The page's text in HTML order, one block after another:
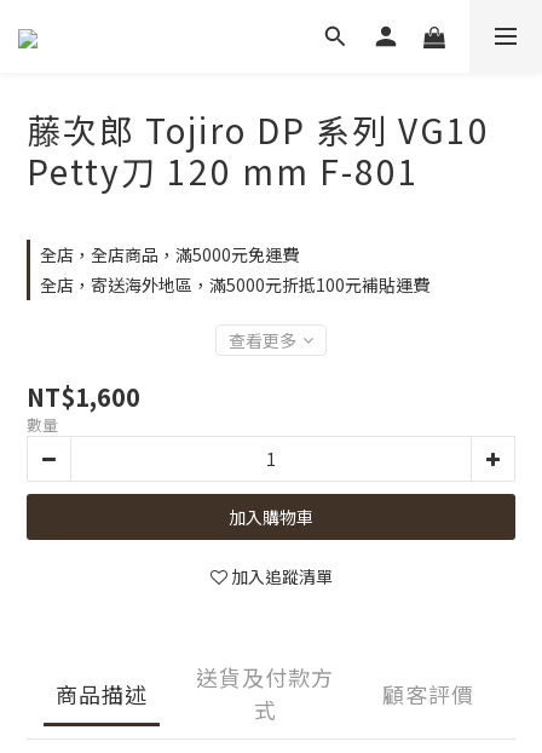
藤次郎 Tojiro DP 系列 VG10
Petty刀 120 mm F-801
全店，全店商品，滿5000元免運費
全店，寄送海外地區，滿5000元折抵100元補貼運費
查看更多
NT$1,600
數量
加入購物車
加入追蹤清單
商品描述
送貨及付款方
式
顧客評價